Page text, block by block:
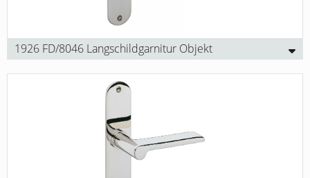
1926 FD/8046 Langschildgarnitur Objekt